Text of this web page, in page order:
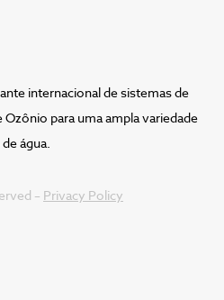
internacional de sistemas de
para uma ampla variedade
água.
– Privacy Policy